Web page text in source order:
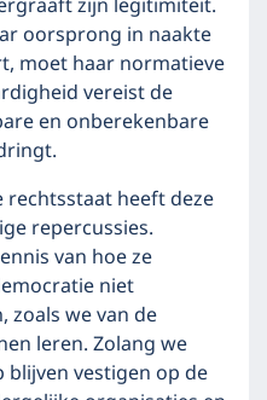
oorsprong in naakte
moet haar normatieve
vereist de
en onberekenbare
heeft deze
repercussies.
van hoe ze
niet
zoals we van de
leren. Zolang we
vestigen op de